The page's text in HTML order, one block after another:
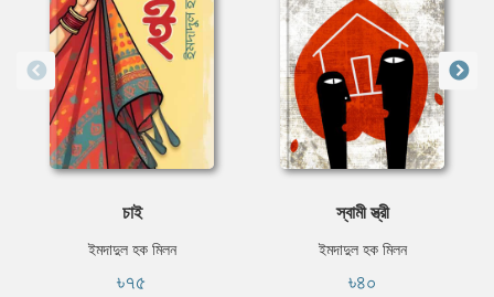
চাই
ইমদাদুল হক মিলন
৳৭৫
স্বামী স্ত্রী
ইমদাদুল হক মিলন
৳৪০